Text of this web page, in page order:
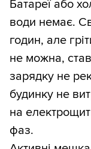
Батареї або
води немає.
годин, але
не можна,
зарядку не
будинку не
на
фаз.